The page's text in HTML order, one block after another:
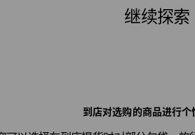
继续探索
到店对选购的商品进行个